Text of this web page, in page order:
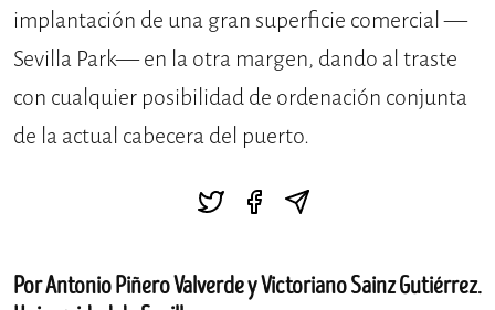
implantación de una gran superficie comercial —
Sevilla Park— en la otra margen, dando al traste
con cualquier posibilidad de ordenación conjunta
de la actual cabecera del puerto.
Por Antonio Piñero Valverde y Victoriano Sainz Gutiérrez.